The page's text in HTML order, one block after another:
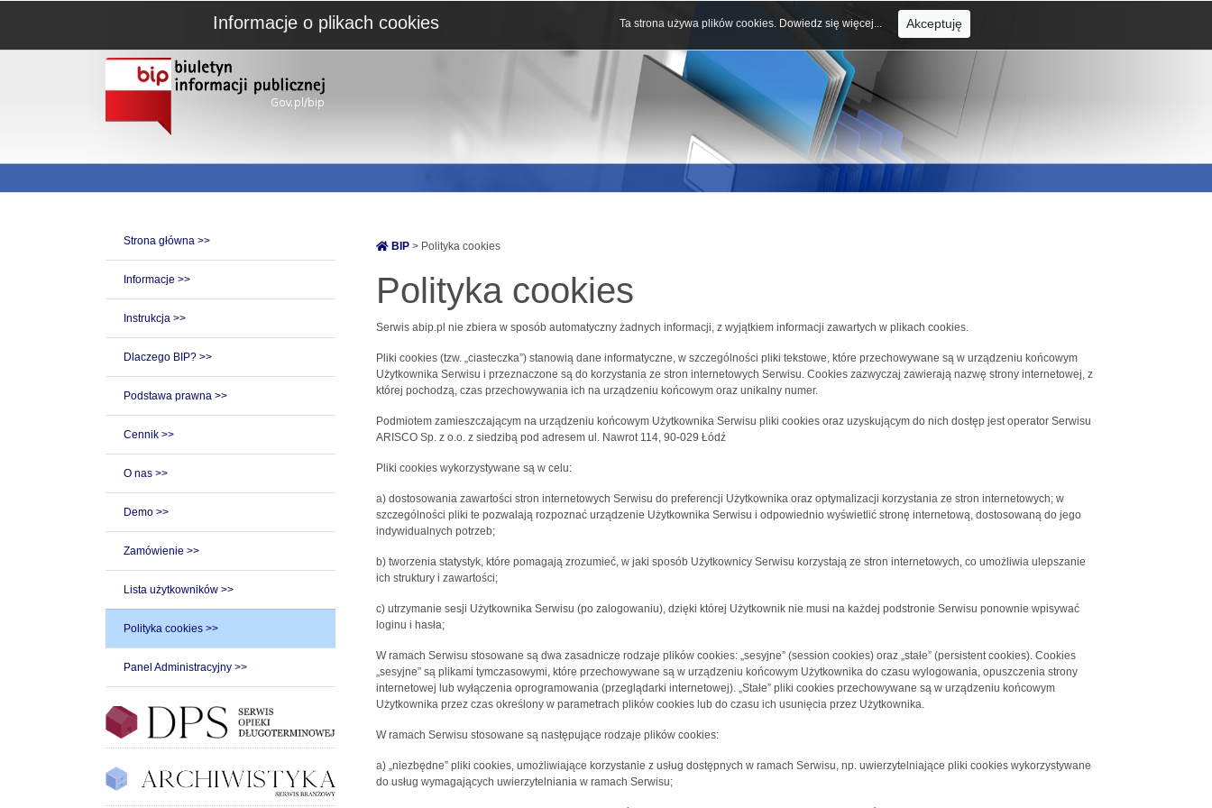
Strona główna >>
Informacje >>
Instrukcja >>
Dlaczego BIP? >>
Podstawa prawna >>
Cennik >>
O nas >>
Demo >>
Zamówienie >>
Lista użytkowników >>
Polityka cookies >>
Panel Administracyjny >>
BIP > Polityka cookies
Polityka cookies
Serwis abip.pl nie zbiera w sposób automatyczny żadnych informacji, z wyjątkiem informacji zawartych w plikach cookies.
Pliki cookies (tzw. „ciasteczka”) stanowią dane informatyczne, w szczególności pliki tekstowe, które przechowywane są w urządzeniu końcowym
Użytkownika Serwisu i przeznaczone są do korzystania ze stron internetowych Serwisu. Cookies zazwyczaj zawierają nazwę strony internetowej, z
której pochodzą, czas przechowywania ich na urządzeniu końcowym oraz unikalny numer.
Podmiotem zamieszczającym na urządzeniu końcowym Użytkownika Serwisu pliki cookies oraz uzyskującym do nich dostęp jest operator Serwisu
ARISCO Sp. z o.o. z siedzibą pod adresem ul. Nawrot 114, 90-029 Łódź
Pliki cookies wykorzystywane są w celu:
a) dostosowania zawartości stron internetowych Serwisu do preferencji Użytkownika oraz optymalizacji korzystania ze stron internetowych; w
szczególności pliki te pozwalają rozpoznać urządzenie Użytkownika Serwisu i odpowiednio wyświetlić stronę internetową, dostosowaną do jego
indywidualnych potrzeb;
b) tworzenia statystyk, które pomagają zrozumieć, w jaki sposób Użytkownicy Serwisu korzystają ze stron internetowych, co umożliwia ulepszanie
ich struktury i zawartości;
c) utrzymanie sesji Użytkownika Serwisu (po zalogowaniu), dzięki której Użytkownik nie musi na każdej podstronie Serwisu ponownie wpisywać
loginu i hasła;
W ramach Serwisu stosowane są dwa zasadnicze rodzaje plików cookies: „sesyjne” (session cookies) oraz „stałe” (persistent cookies). Cookies
„sesyjne” są plikami tymczasowymi, które przechowywane są w urządzeniu końcowym Użytkownika do czasu wylogowania, opuszczenia strony
internetowej lub wyłączenia oprogramowania (przeglądarki internetowej). „Stałe” pliki cookies przechowywane są w urządzeniu końcowym
Użytkownika przez czas określony w parametrach plików cookies lub do czasu ich usunięcia przez Użytkownika.
W ramach Serwisu stosowane są następujące rodzaje plików cookies:
a) „niezbędne” pliki cookies, umożliwiające korzystanie z usług dostępnych w ramach Serwisu, np. uwierzytelniające pliki cookies wykorzystywane
do usług wymagających uwierzytelniania w ramach Serwisu;
Informacje o plikach cookies Ta strona używa plików cookies. Dowiedz się więcej... Akceptuję